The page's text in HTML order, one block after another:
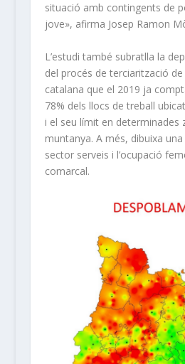
situació amb contingents de
jove», afirma Josep Ramon
L’estudi també subratlla la
del procés de terciarització de
catalana que el 2019 ja
78% dels llocs de treball
i el seu límit en determinades
muntanya. A més, dibuixa
sector serveis i l’ocupació
comarcal.